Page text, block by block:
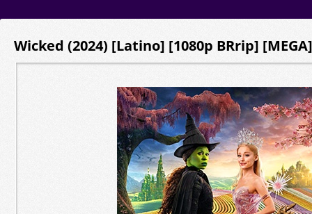
Wicked (2024) [Latino] [1080p BRrip]